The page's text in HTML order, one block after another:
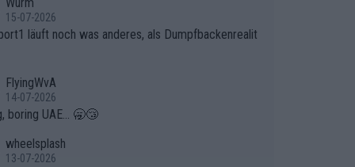
15-07-2026
läuft noch was anderes, als Dumpfbackenrealit
FlyingWvA
14-07-2026
boring UAE... 🥱😴
wheelsplash
13-07-2026